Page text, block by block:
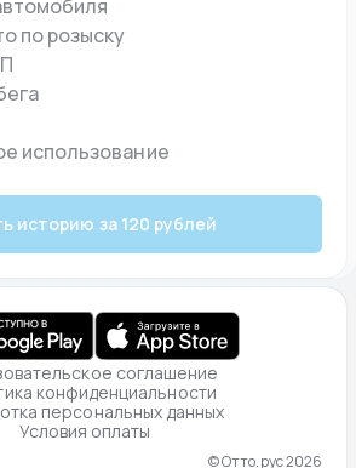
по розыску
использование
историю за 120 рублей
соглашение
конфиденциальности
персональных данных
Условия оплаты
© Отто.рус 2026